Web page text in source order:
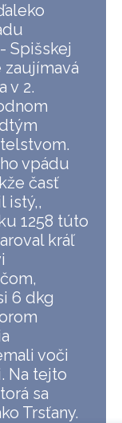
Spišskej
v 2.
vpádu
časť
istý,,
1258 túto
kráľ
6 dkg
voči
Na tejto
sa
Trsťany.